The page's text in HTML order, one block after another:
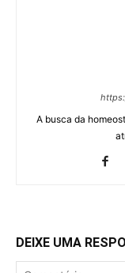
A busca da
DEIXE UMA